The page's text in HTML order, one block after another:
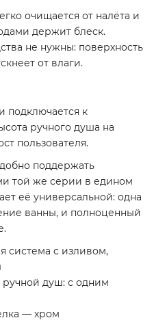
очищается от налёта и
держит блеск.
не нужны: поверхность
от влаги.
подключается к
ручного душа на
пользователя.
поддержать
той же серии в едином
её универсальной: одна
ванны, и полноценный
система с изливом,
ручной душ: с одним
— хром